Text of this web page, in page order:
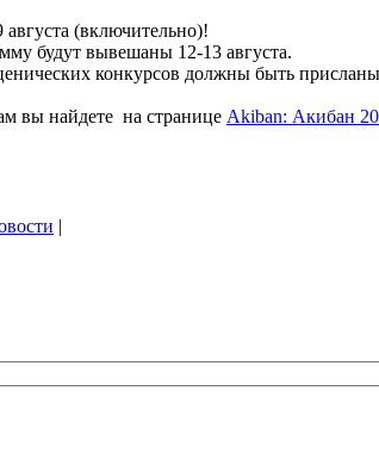
(включительно)!
будут вывешаны 12-13 августа.
конкурсов должны быть присланы
вы найдете на странице Akiban: Акибан
|